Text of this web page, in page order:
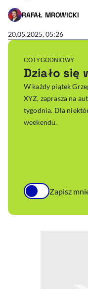
RAFAŁ MROWICKI
- AUTOR ARTYKUŁU -
20.05.2025, 05:26